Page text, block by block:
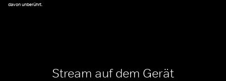
davon unberührt.
Stream auf dem Gerät